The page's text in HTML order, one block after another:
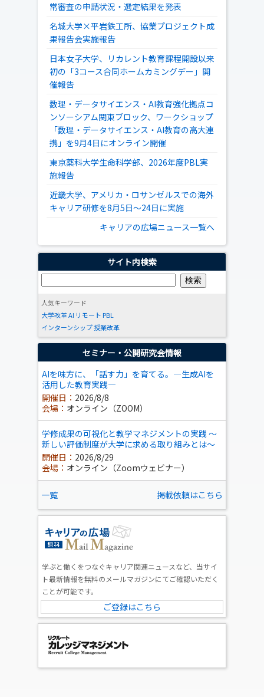
常審査の申請状況・選定結果を発表
名城大学×平岩鉄工所、協業プロジェクト成
果報告会実施報告
日本女子大学、リカレント教育課程開設以来
初の「3コース合同ホームカミングデー」開
催報告
数理・データサイエンス・AI教育強化拠点コ
ンソーシアム関東ブロック、ワークショップ
「数理・データサイエンス・AI教育の高大連
携」を9月4日にオンライン開催
東京薬科大学生命科学部、2026年度PBL実
施報告
近畿大学、アメリカ・ロサンゼルスでの海外
キャリア研修を8月5日～24日に実施
キャリアの広場ニュース一覧へ
サイト内検索
人気キーワード
大学改革AI リモート PBL
インターンシップ授業改革
セミナー・公開研究会情報
AIを味方に、「話す力」を育てる。―生成AIを
活用した教育実践―
開催日： 2026/8/8
会場： オンライン（ZOOM）
学修成果の可視化と教学マネジメントの実践 ～
新しい評価制度が大学に求める取り組みとは～
開催日： 2026/8/29
会場： オンライン（Zoomウェビナー）
一覧 掲載依頼はこちら
学ぶと働くをつなぐキャリア関連ニュースなど、当サイ
ト最新情報を無料のメールマガジンにてご確認いただく
ことが可能です。
ご登録はこちら